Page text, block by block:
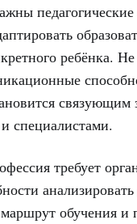
ребёнка.
специалистами.
требует
анализировать
обучения и